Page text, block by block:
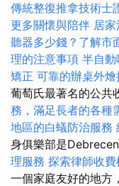
傳統整復推拿技術士
更多關懷與陪伴 居
聽器多少錢？了解市
理的注意事項 半自
矯正 可靠的辦桌外
葡萄氏最著名的公共
務，滿足長者的各種
地區的白蟻防治服務
身俱樂部是
理服務 探索律師收
一個家庭友好的地方